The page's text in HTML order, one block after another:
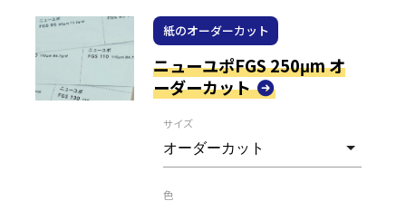
紙のオーダーカット
ニューユポFGS 250μm オ
ーダーカット
サイズ
色